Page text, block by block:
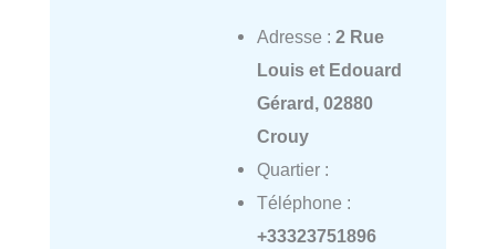
Adresse : 2 Rue
Louis et Edouard
Gérard, 02880
Crouy
Quartier :
Téléphone :
+33323751896